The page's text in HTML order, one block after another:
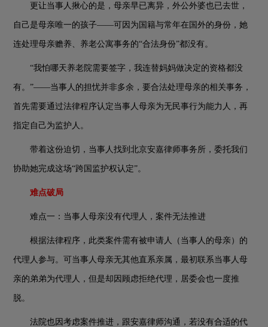
更让当事人揪心的是，母亲早已离异，外公外婆也已去世，
自己是母亲唯一的孩子——可因为国籍与常年在国外的身份，她
连处理母亲赡养、养老公寓事务的“合法身份”都没有。
“我怕哪天养老院需要签字，我连替妈妈做决定的资格都没
有。”——当事人的担忧并非多余，要合法处理母亲的相关事务，
首先需要通过法律程序认定当事人母亲为无民事行为能力人，再
指定自己为监护人。
带着这份迫切，当事人找到北京安嘉律师事务所，委托我们
协助她完成这场“跨国监护权认定”。
难点破局
难点一：当事人母亲没有代理人，案件无法推进
根据法律程序，此类案件需有被申请人（当事人的母亲）的
代理人参与。可当事人母亲无其他直系亲属，最初联系当事人母
亲的弟弟为代理人，但是却因顾虑拒绝代理，居委会也一度推
脱。
法院也因考虑案件推进，跟安嘉律师沟通，若没有合适的代